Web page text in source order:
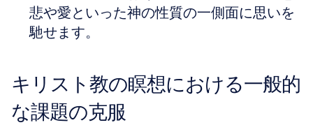
悲や愛といった神の性質の一側面に思いを
馳せます。
キリスト教の瞑想における一般的
な課題の克服